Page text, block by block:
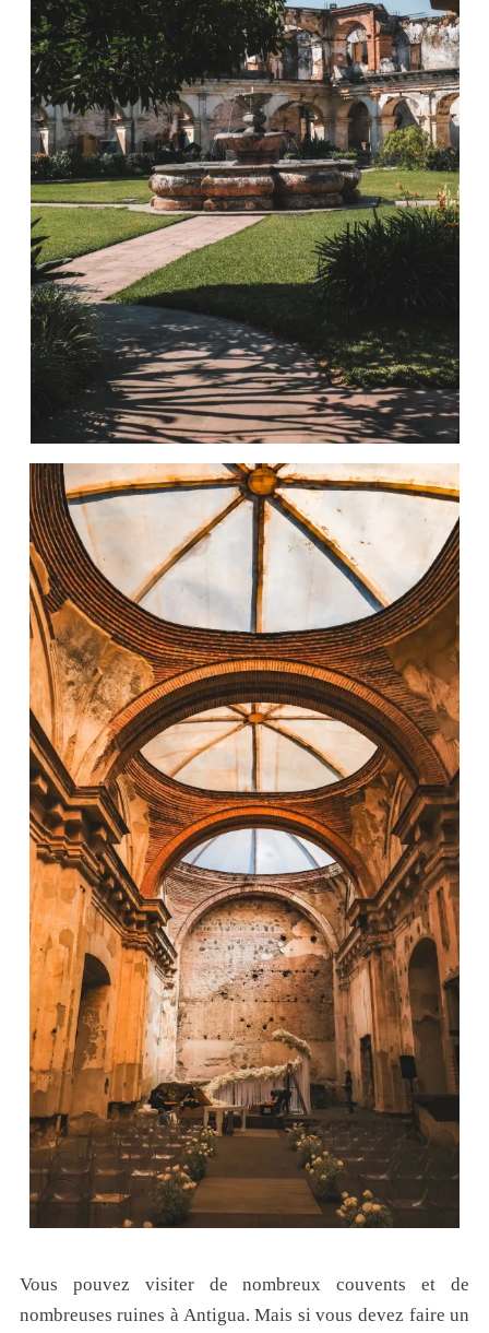
Vous pouvez visiter de nombreux couvents et de
nombreuses ruines à Antigua. Mais si vous devez faire un